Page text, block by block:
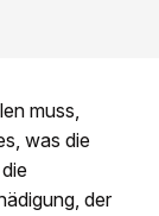
muss,
was die
der